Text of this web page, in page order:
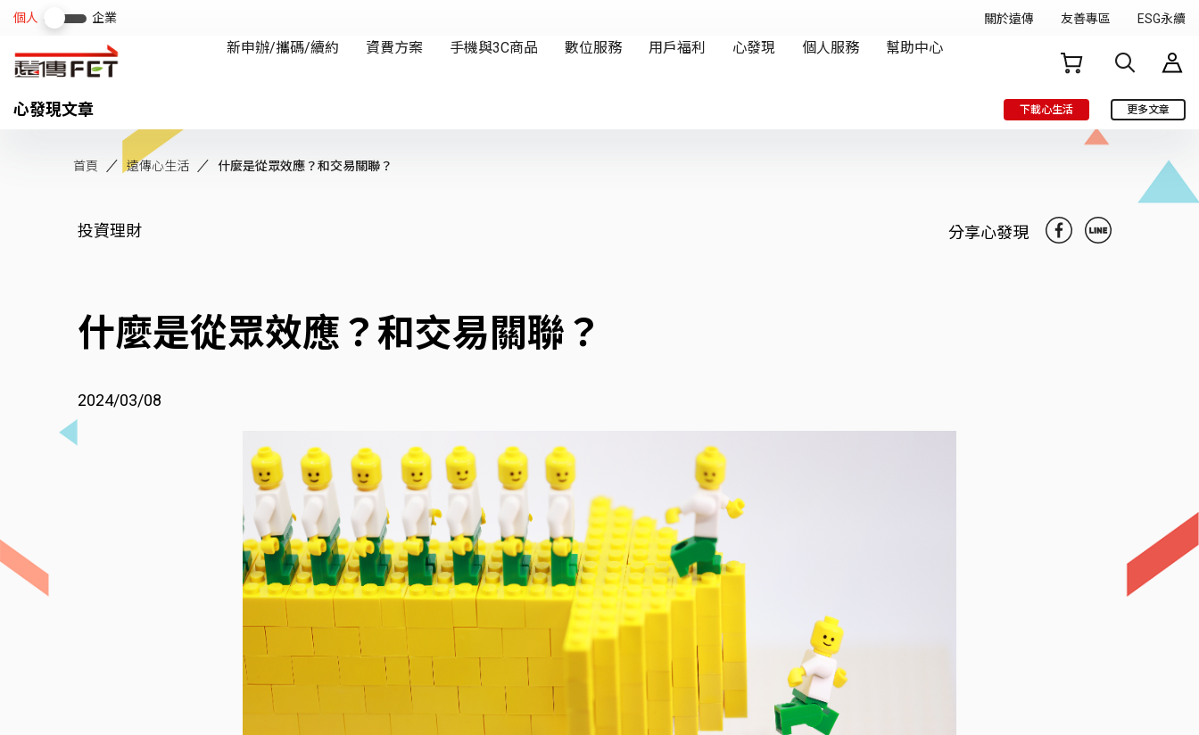
心發現文章 下載心生活 更多文章
首頁 遠傳心生活 什麼是從眾效應？和交易關聯？
投資理財 分享心發現
什麼是從眾效應？和交易關聯？
2024/03/08